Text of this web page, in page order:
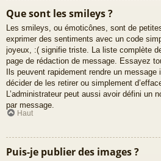
Que sont les smileys ?
Les smileys, ou émoticônes, sont de
exprimer des sentiments avec un code
joyeux, :( signifie triste. La liste complète
page de rédaction de message. Essayez
Ils peuvent rapidement rendre un
décider de les retirer ou simplement
L’administrateur peut aussi avoir défini un
par message.
Haut
Puis-je publier des images ?